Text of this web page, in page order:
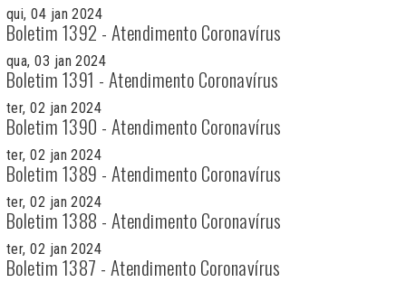
qui, 04 jan 2024
Boletim 1392 - Atendimento Coronavírus
qua, 03 jan 2024
Boletim 1391 - Atendimento Coronavírus
ter, 02 jan 2024
Boletim 1390 - Atendimento Coronavírus
ter, 02 jan 2024
Boletim 1389 - Atendimento Coronavírus
ter, 02 jan 2024
Boletim 1388 - Atendimento Coronavírus
ter, 02 jan 2024
Boletim 1387 - Atendimento Coronavírus